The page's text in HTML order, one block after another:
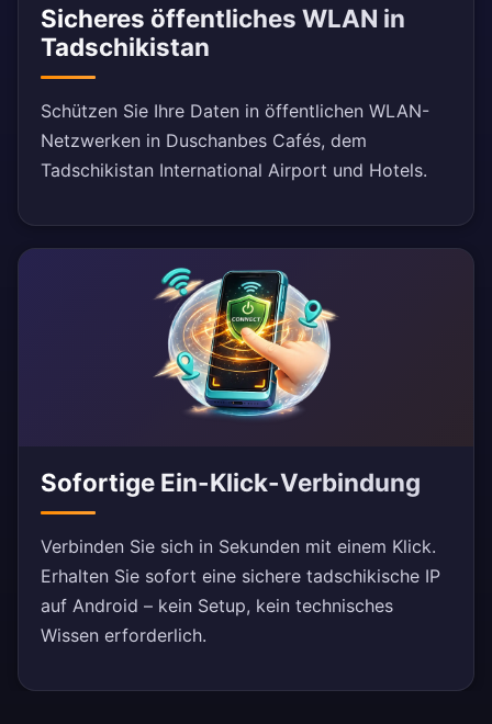
Sicheres öffentliches WLAN in
Tadschikistan
Schützen Sie Ihre Daten in öffentlichen WLAN-
Netzwerken in Duschanbes Cafés, dem
Tadschikistan International Airport und Hotels.
Sofortige Ein-Klick-Verbindung
Verbinden Sie sich in Sekunden mit einem Klick.
Erhalten Sie sofort eine sichere tadschikische IP
auf Android – kein Setup, kein technisches
Wissen erforderlich.